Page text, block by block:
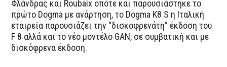
Φλάνδρας και Roubaix οπότε και παρουσιάστηκε το
πρώτο Dogma με ανάρτηση, το Dogma K8 S η Ιταλική
εταιρεία παρουσιάζει την “δισκοφρενάτη” έκδοση του
F 8 αλλά και το νέο μοντέλο GAN, σε συμβατική και με
δισκόφρενα έκδοση.